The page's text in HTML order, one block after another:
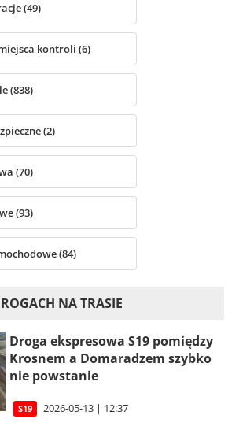
(49)
kontroli (6)
(838)
(2)
(70)
(93)
(84)
NA TRASIE
Droga ekspresowa S19 pomiędzy
Krosnem a Domaradzem szybko
nie powstanie
S19 2026-05-13 | 12:37